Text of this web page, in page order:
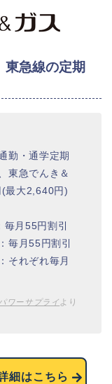
東急線の定期
勤・通学定期
東急でんき＆
最大2,640円)
月55円割引
月55円割引
それぞれ毎月
ワーサプライ より
細はこちら